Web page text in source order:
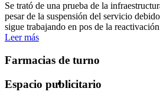
Se trató de una prueba de la
pesar de la suspensión del servicio
sigue trabajando en pos de la
Leer más
Farmacias de turno
Espacio publicitario